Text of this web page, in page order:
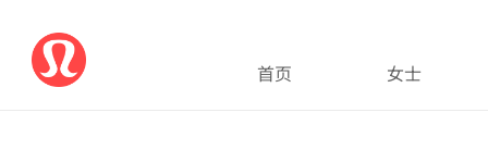
首页 女士